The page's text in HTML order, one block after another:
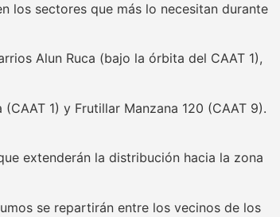
los sectores que más lo necesitan durante
Alun Ruca (bajo la órbita del CAAT 1),
1) y Frutillar Manzana 120 (CAAT 9).
extenderán la distribución hacia la zona
se repartirán entre los vecinos de los